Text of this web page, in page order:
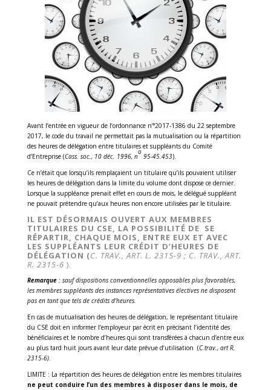
Avant l’entrée en vigueur de l’ordonnance n’°2017-1386 du 22 septembre
2017, le code du travail ne permettait pas la mutualisation ou la répartition
des heures de délégation entre titulaires et suppléants du Comité
d’Entreprise (Cass. soc., 10 déc. 1996, n
o
95-45.453).
Ce n’était que lorsqu’ils remplaçaient un titulaire qu’ils pouvaient utiliser
les heures de délégation dans la limite du volume dont dispose ce dernier.
Lorsque la suppléance prenait effet en cours de mois, le délégué suppléant
ne pouvait prétendre qu’aux heures non encore utilisées par le titulaire.
IL EST DÉSORMAIS OUVERT AUX MEMBRES
TITULAIRES DU CSE, LA POSSIBILITÉ DE SE
RÉPARTIR, CHAQUE MOIS, ENTRE EUX ET AVEC
LES SUPPLÉANTS LEUR CRÉDIT D’HEURES DE
DÉLÉGATION (C. TRAV., ART. L. 2315-9 ; C. TRAV., ART.
R. 2315-6 ).
Remarque: sauf dispositions conventionnelles opposables plus favorables,
les membres suppléants des instances représentatives électives ne disposent
pas en tant que tels de crédits d’heures.
En cas de mutualisation des heures de délégation, le représentant titulaire
du CSE doit en informer l’employeur par écrit en précisant l’identité des
bénéficiaires et le nombre d’heures qui sont transférées à chacun d’entre eux
au plus tard huit jours avant leur date prévue d’utilisation (C.trav., art R.
2315-6).
LIMITE : La répartition des heures de délégation entre les membres titulaires
ne peut conduire l’un des membres à disposer dans le mois, de